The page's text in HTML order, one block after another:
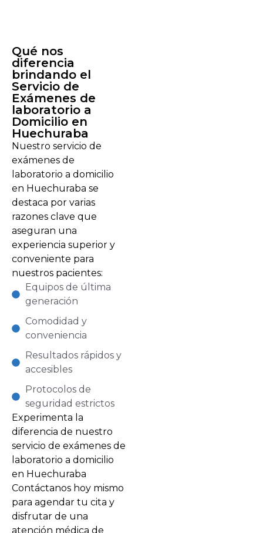
Qué nos
diferencia
brindando el
Servicio de
Exámenes de
laboratorio a
Domicilio en
Huechuraba
Nuestro servicio de
exámenes de
laboratorio a domicilio
en Huechuraba se
destaca por varias
razones clave que
aseguran una
experiencia superior y
conveniente para
nuestros pacientes:
Equipos de última
generación
Comodidad y
conveniencia
Resultados rápidos y
accesibles
Protocolos de
seguridad estrictos
Experimenta la
diferencia de nuestro
servicio de exámenes de
laboratorio a domicilio
en Huechuraba
Contáctanos hoy mismo
para agendar tu cita y
disfrutar de una
atención médica de